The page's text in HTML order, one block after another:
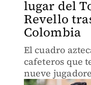
lugar del
Revello
Colombia
El cuadro
cafeteros que
nueve